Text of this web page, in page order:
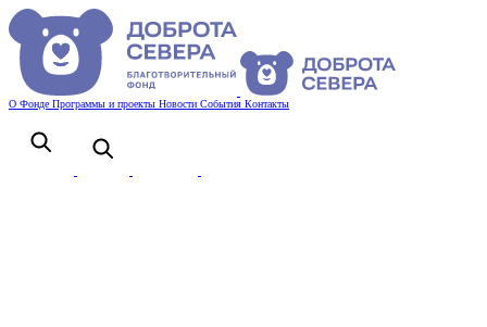
О Фонде Программы и проекты Новости События Контакты